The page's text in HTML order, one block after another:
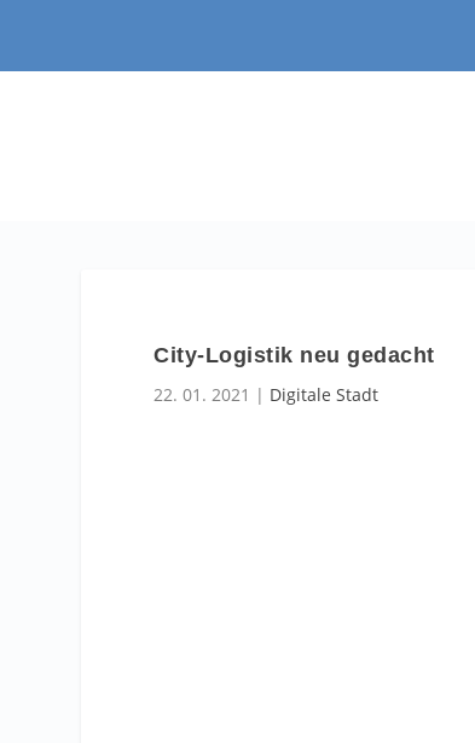
City-Logistik neu gedacht
22. 01. 2021 | Digitale Stadt